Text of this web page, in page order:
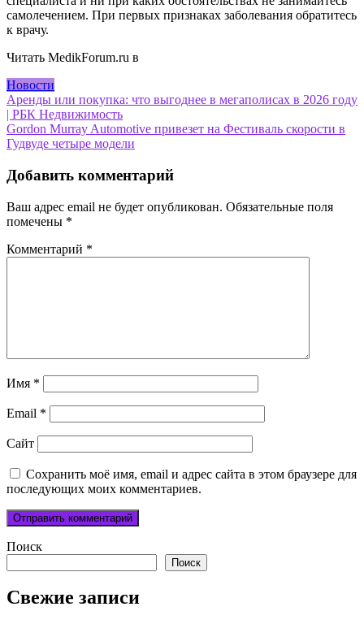
самолечением. При первых признаках заболевания обратитесь
к врачу.
Читать MedikForum.ru в
Новости
Навигация
по
записям
Аренды или покупка: что выгоднее в мегаполисах в 2026 году
| РБК Недвижимость
Gordon Murray Automotive привезет на Фестиваль скорости в
Гудвуде четыре модели
Добавить комментарий
Ваш адрес email не будет опубликован. Обязательные поля
помечены *
Комментарий *
Имя *
Email *
Сайт
Сохранить моё имя, email и адрес сайта в этом браузере для
последующих моих комментариев.
Поиск
Поиск
Свежие записи